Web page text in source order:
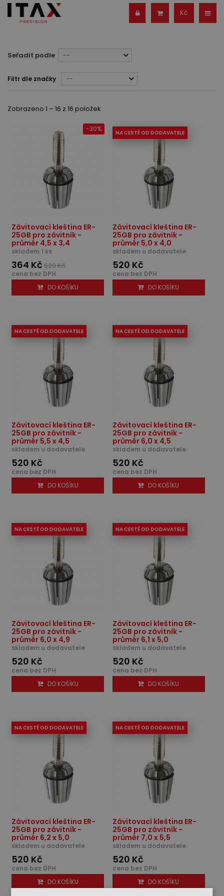
Kč
Seřadit podle --
Filtr dle značky --
Zobrazeno 1 – 16 z 16 položek
Závitovací kleština ER-
25GB pro závitník -
průměr 4,5 x 3,4
skladem 1 ks
364 Kč 520 Kč
-30%
cena bez DPH
DO KOŠÍKU
NA CESTĚ OD DODAVATELE
Závitovací kleština ER-
25GB pro závitník -
průměr 5,0 x 4,0
skladem u dodavatele
520 Kč
cena bez DPH
DO KOŠÍKU
NA CESTĚ OD DODAVATELE
Závitovací kleština ER-
25GB pro závitník -
průměr 5,5 x 4,5
skladem u dodavatele
520 Kč
cena bez DPH
DO KOŠÍKU
NA CESTĚ OD DODAVATELE
Závitovací kleština ER-
25GB pro závitník -
průměr 6,0 x 4,5
skladem u dodavatele
520 Kč
cena bez DPH
DO KOŠÍKU
NA CESTĚ OD DODAVATELE
Závitovací kleština ER-
25GB pro závitník -
průměr 6,0 x 4,9
skladem u dodavatele
520 Kč
cena bez DPH
DO KOŠÍKU
NA CESTĚ OD DODAVATELE
Závitovací kleština ER-
25GB pro závitník -
průměr 6,1 x 5,0
skladem u dodavatele
520 Kč
cena bez DPH
DO KOŠÍKU
NA CESTĚ OD DODAVATELE
Závitovací kleština ER-
25GB pro závitník -
průměr 6,2 x 5,0
skladem u dodavatele
520 Kč
cena bez DPH
DO KOŠÍKU
NA CESTĚ OD DODAVATELE
Závitovací kleština ER-
25GB pro závitník -
průměr 7,0 x 5,5
skladem u dodavatele
520 Kč
cena bez DPH
DO KOŠÍKU